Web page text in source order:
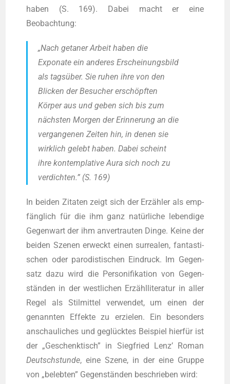
haben (S. 169). Dabei macht er eine
Beobachtung:
„Nach geta­ner Arbeit haben die
Expo­na­te ein ande­res Erschei­nungs­bild
als tags­über. Sie ruhen ihre von den
Bli­cken der Besu­cher erschöpf­ten
Kör­per aus und geben sich bis zum
nächs­ten Mor­gen der Erin­ne­rung an die
ver­gan­ge­nen Zei­ten hin, in denen sie
wirk­lich gelebt haben. Dabei scheint
ihre kon­tem­pla­ti­ve Aura sich noch zu
ver­dich­ten.” (S. 169)
In bei­den Zita­ten zeigt sich der Erzäh­ler als emp­
fäng­lich für die ihm ganz natür­li­che leben­di­ge
Gegen­wart der ihm anver­trau­ten Din­ge. Kei­ne der
bei­den Sze­nen erweckt einen sur­rea­len, fan­tas­ti­
schen oder par­odis­ti­schen Ein­druck. Im Gegen­
satz dazu wird die Per­so­ni­fi­ka­ti­on von Gegen­
stän­den in der west­li­chen Erzähl­li­te­ra­tur in aller
Regel als Stil­mit­tel ver­wen­det, um einen der
genann­ten Effek­te zu erzie­len. Ein beson­ders
anschau­li­ches und geglück­tes Bei­spiel hier­für ist
der „Geschenk­tisch” in Sieg­fried Lenz’ Roman
Deutsch­stun­de, eine Sze­ne, in der eine Grup­pe
von „beleb­ten” Gegen­stän­den beschrie­ben wird: